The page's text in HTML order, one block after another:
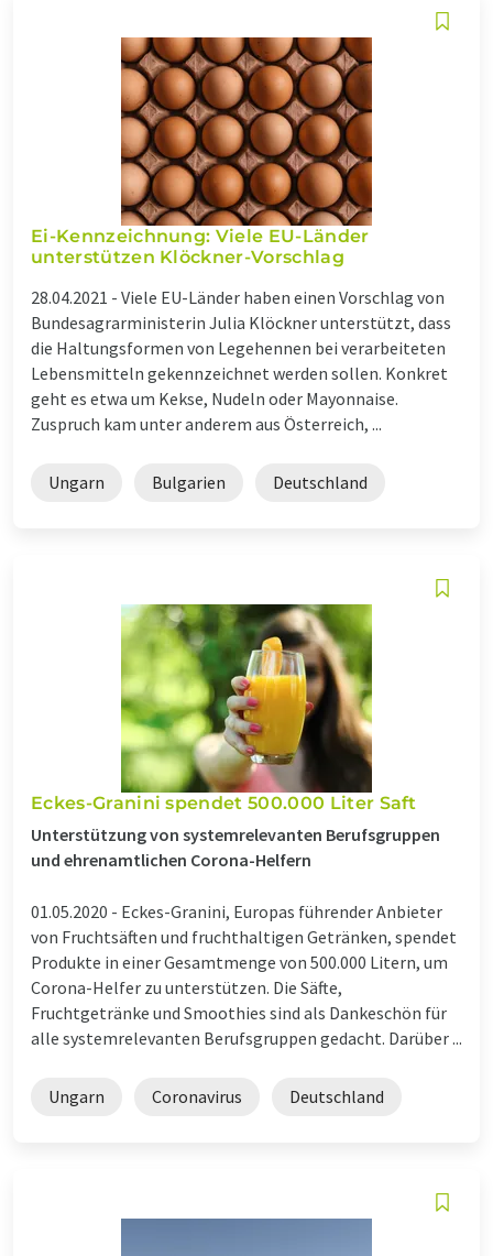
Ei-Kennzeichnung: Viele EU-Länder
unterstützen Klöckner-Vorschlag
28.04.2021 - Viele EU-Länder haben einen Vorschlag von
Bundesagrarministerin Julia Klöckner unterstützt, dass
die Haltungsformen von Legehennen bei verarbeiteten
Lebensmitteln gekennzeichnet werden sollen. Konkret
geht es etwa um Kekse, Nudeln oder Mayonnaise.
Zuspruch kam unter anderem aus Österreich, ...
Ungarn Bulgarien Deutschland
Eckes-Granini spendet 500.000 Liter Saft
Unterstützung von systemrelevanten Berufsgruppen
und ehrenamtlichen Corona-Helfern
01.05.2020 - Eckes-Granini, Europas führender Anbieter
von Fruchtsäften und fruchthaltigen Getränken, spendet
Produkte in einer Gesamtmenge von 500.000 Litern, um
Corona-Helfer zu unterstützen. Die Säfte,
Fruchtgetränke und Smoothies sind als Dankeschön für
alle systemrelevanten Berufsgruppen gedacht. Darüber ...
Ungarn Coronavirus Deutschland